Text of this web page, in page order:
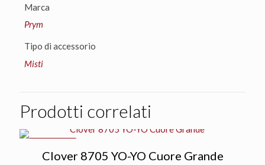
Marca
Prym
Tipo di accessorio
Misti
Prodotti correlati
Clover 8705 YO-YO Cuore Grande